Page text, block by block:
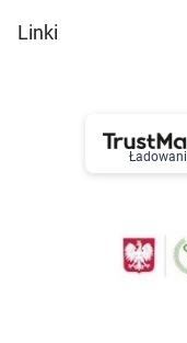
Linki